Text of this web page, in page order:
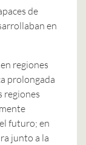
de
en
regiones
prolongada
regiones
futuro; en
junto a la